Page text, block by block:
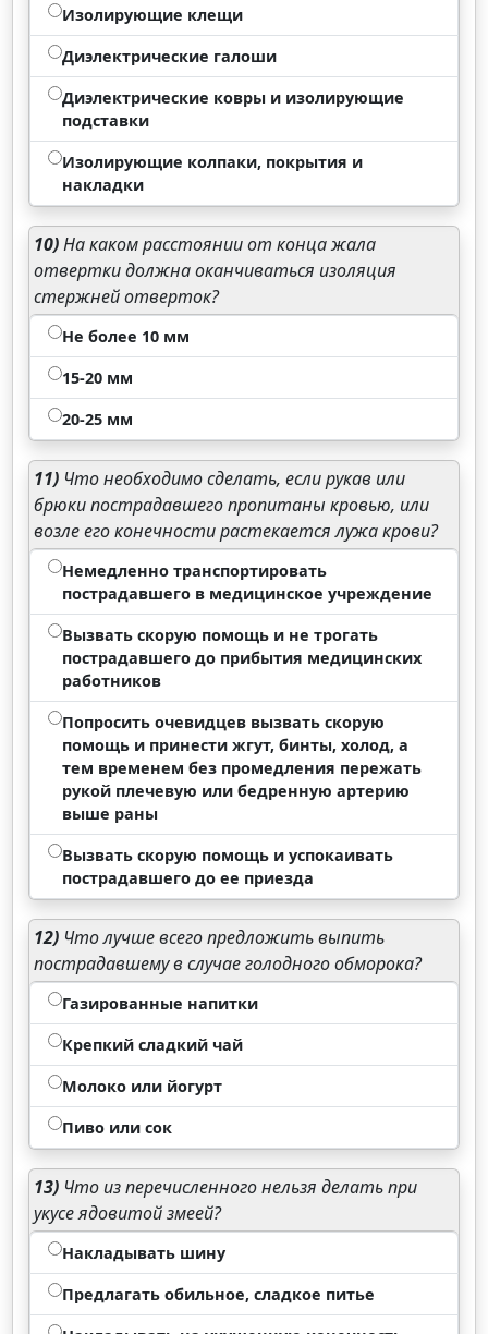
Изолирующие клещи
Диэлектрические галоши
Диэлектрические ковры и изолирующие
подставки
Изолирующие колпаки, покрытия и
накладки
10)На каком расстоянии от конца жала
отвертки должна оканчиваться изоляция
стержней отверток?
Не более 10 мм
15-20 мм
20-25 мм
11) Что необходимо сделать, если рукав или
брюки пострадавшего пропитаны кровью, или
возле его конечности растекается лужа крови?
Немедленно транспортировать
пострадавшего в медицинское учреждение
Вызвать скорую помощь и не трогать
пострадавшего до прибытия медицинских
работников
Попросить очевидцев вызвать скорую
помощь и принести жгут, бинты, холод, а
тем временем без промедления пережать
рукой плечевую или бедренную артерию
выше раны
Вызвать скорую помощь и успокаивать
пострадавшего до ее приезда
12) Что лучше всего предложить выпить
пострадавшему в случае голодного обморока?
Газированные напитки
Крепкий сладкий чай
Молоко или йогурт
Пиво или сок
13) Что из перечисленного нельзя делать при
укусе ядовитой змеей?
Накладывать шину
Предлагать обильное, сладкое питье